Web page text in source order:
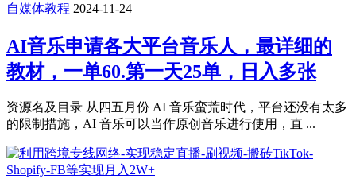
自媒体教程 2024-11-24
AI音乐申请各大平台音乐人，最详细的
教材，一单60.第一天25单，日入多张
资源名及目录 从四五月份 AI 音乐蛮荒时代，平台还没有太多
的限制措施，AI 音乐可以当作原创音乐进行使用，直 ...